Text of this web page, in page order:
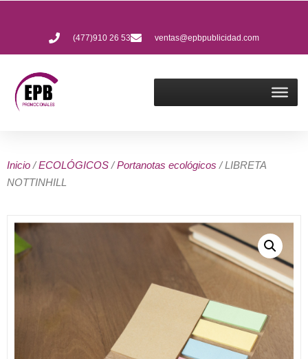
(477)910 26 53 ventas@epbpublicidad.com
Inicio /ECOLÓGICOS /Portanotas ecológicos / LIBRETA
NOTTINHILL